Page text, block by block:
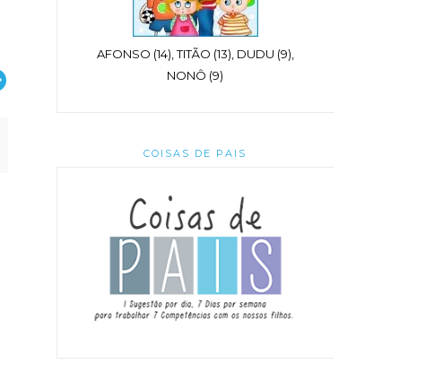
AFONSO (14), TITÃO (13), DUDU (9),
NONÔ (9)
COISAS DE PAIS